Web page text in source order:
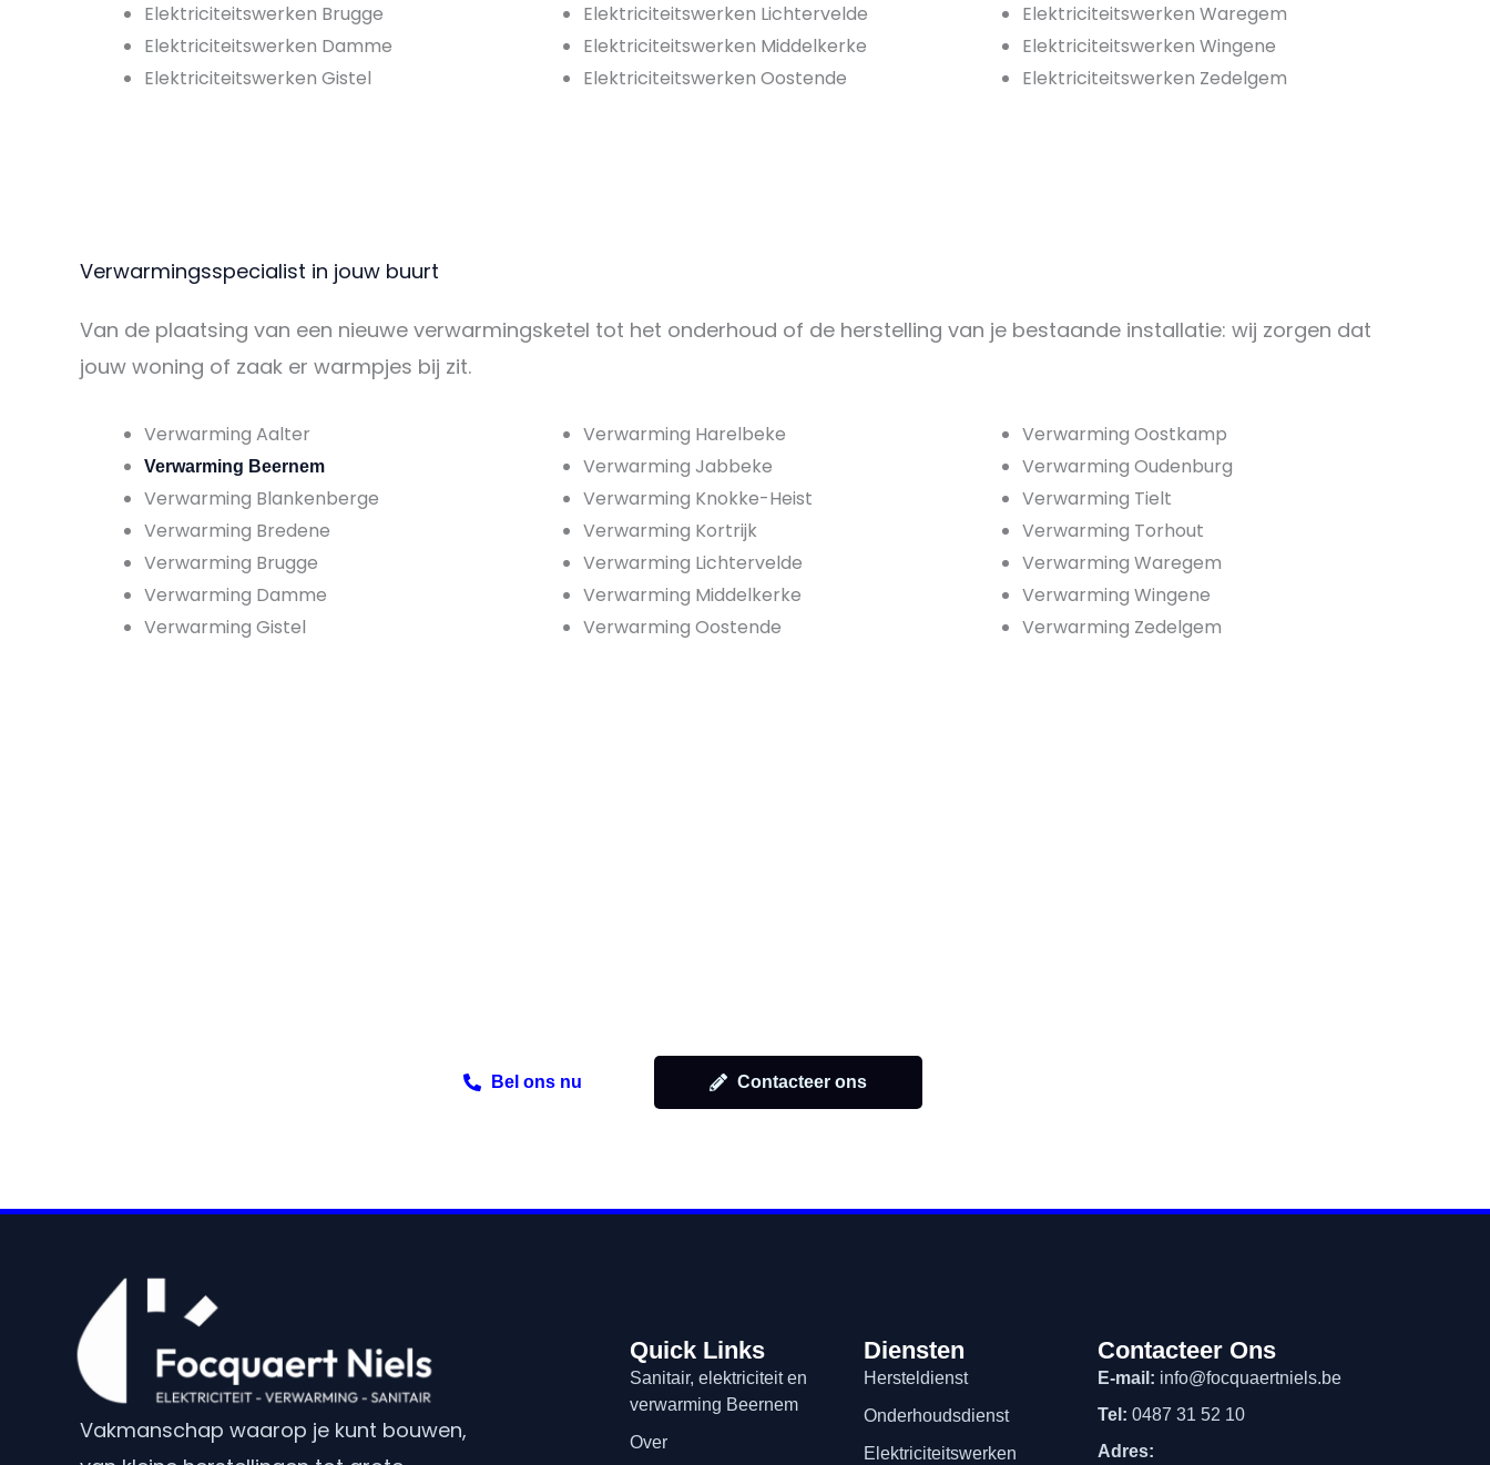
Elektriciteitswerken Brugge
Elektriciteitswerken Damme
Elektriciteitswerken Gistel
Elektriciteitswerken Lichtervelde
Elektriciteitswerken Middelkerke
Elektriciteitswerken Oostende
Elektriciteitswerken Waregem
Elektriciteitswerken Wingene
Elektriciteitswerken Zedelgem
Verwarmingsspecialist in jouw buurt
Van de plaatsing van een nieuwe verwarmingsketel tot het onderhoud of de herstelling van je bestaande installatie: wij zorgen dat
jouw woning of zaak er warmpjes bij zit.
Verwarming Aalter
Verwarming Beernem
Verwarming Blankenberge
Verwarming Bredene
Verwarming Brugge
Verwarming Damme
Verwarming Gistel
Verwarming Harelbeke
Verwarming Jabbeke
Verwarming Knokke-Heist
Verwarming Kortrijk
Verwarming Lichtervelde
Verwarming Middelkerke
Verwarming Oostende
Verwarming Oostkamp
Verwarming Oudenburg
Verwarming Tielt
Verwarming Torhout
Verwarming Waregem
Verwarming Wingene
Verwarming Zedelgem
Bel ons nu Contacteer ons
Vakmanschap waarop je kunt bouwen,
Quick Links
Sanitair, elektriciteit en
verwarming Beernem
Over
Diensten
Hersteldienst
Onderhoudsdienst
Elektriciteitswerken
Contacteer Ons
E-mail: info@focquaertniels.be
Tel: 0487 31 52 10
Adres: